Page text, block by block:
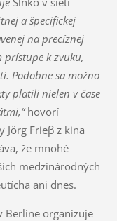
a špecifickej
na precíznej
prístupe k zvuku,
Podobne sa možno
platili nielen v čase
hovorí
Frieβ z kina
že mnohé
medzinárodných
ani dnes.
Berlíne organizuje